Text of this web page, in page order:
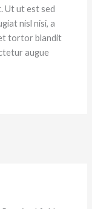
Ut ut est sed
nisl nisi, a
tortor blandit
augue